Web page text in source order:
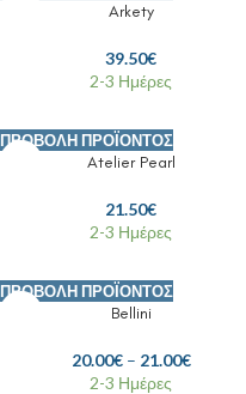
Arkety
39.50€
2-3 Ημέρες
ΠΡΟΒΟΛΉ ΠΡΟΪΌΝΤΟΣ
Atelier Pearl
21.50€
2-3 Ημέρες
ΠΡΟΒΟΛΉ ΠΡΟΪΌΝΤΟΣ
Bellini
20.00€ – 21.00€
2-3 Ημέρες